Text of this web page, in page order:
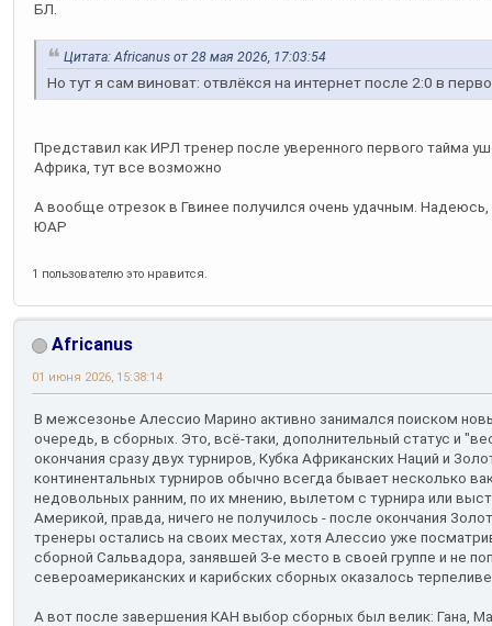
БЛ.
Цитата: Africanus от 28 мая 2026, 17:03:54
Но тут я сам виноват: отвлёкся на интернет после 2:0 в
Представил как ИРЛ тренер после уверенного первого тайма
Африка, тут все возможно
А вообще отрезок в Гвинее получился очень удачным. Надеюсь,
ЮАР
1 пользователю это нравится.
Africanus
01 июня 2026, 15:38:14
В межсезонье Алессио Марино активно занимался поиском
очередь, в сборных. Это, всё-таки, дополнительный статус и
окончания сразу двух турниров, Кубка Африканских Наций и
континентальных турниров обычно всегда бывает несколько
недовольных ранним, по их мнению, вылетом с турнира или
Америкой, правда, ничего не получилось - после окончания
тренеры остались на своих местах, хотя Алессио уже
сборной Сальвадора, занявшей 3-е место в своей группе и не
североамериканских и карибских сборных оказалось
А вот после завершения КАН выбор сборных был велик: Гана,